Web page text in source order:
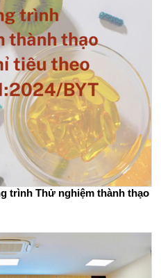
trình Thử nghiệm thành thạo